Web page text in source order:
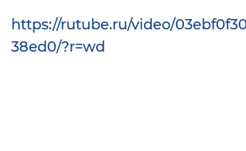
Звуковой
Воспроизвести
https://rutube.ru/video/
38ed0/?r=wd